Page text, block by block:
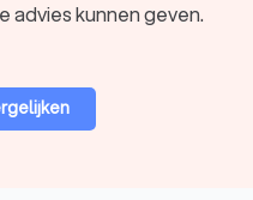
advies kunnen geven.